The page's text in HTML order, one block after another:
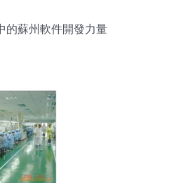
的蘇州軟件開發力量